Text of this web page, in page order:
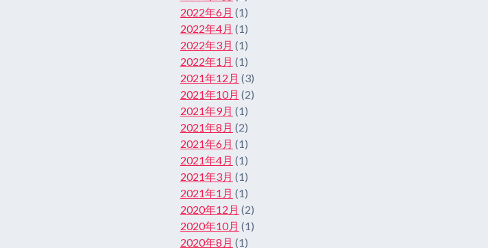
2022年6月 (1)
2022年4月 (1)
2022年3月 (1)
2022年1月 (1)
2021年12月 (3)
2021年10月 (2)
2021年9月 (1)
2021年8月 (2)
2021年6月 (1)
2021年4月 (1)
2021年3月 (1)
2021年1月 (1)
2020年12月 (2)
2020年10月 (1)
2020年8月 (1)